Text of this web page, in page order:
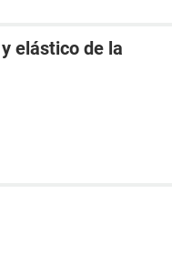
elástico de la